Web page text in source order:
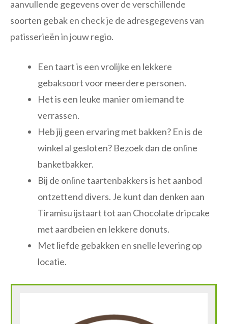
aanvullende gegevens over de verschillende
soorten gebak en check je de adresgegevens van
patisserieën in jouw regio.
Een taart is een vrolijke en lekkere
gebaksoort voor meerdere personen.
Het is een leuke manier om iemand te
verrassen.
Heb jij geen ervaring met bakken? En is de
winkel al gesloten? Bezoek dan de online
banketbakker.
Bij de online taartenbakkers is het aanbod
ontzettend divers. Je kunt dan denken aan
Tiramisu ijstaart tot aan Chocolate dripcake
met aardbeien en lekkere donuts.
Met liefde gebakken en snelle levering op
locatie.